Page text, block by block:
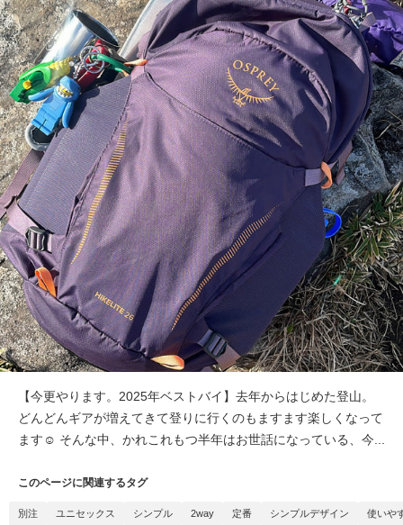
【今更やります。2025年ベストバイ】去年からはじめた登山。
どんどんギアが増えてきて登りに行くのもますます楽しくなって
ます☺︎ そんな中、かれこれもつ半年はお世話になっている、今...
このページに関連するタグ
別注 ユニセックス シンプル 2way 定番 シンプルデザイン 使いや